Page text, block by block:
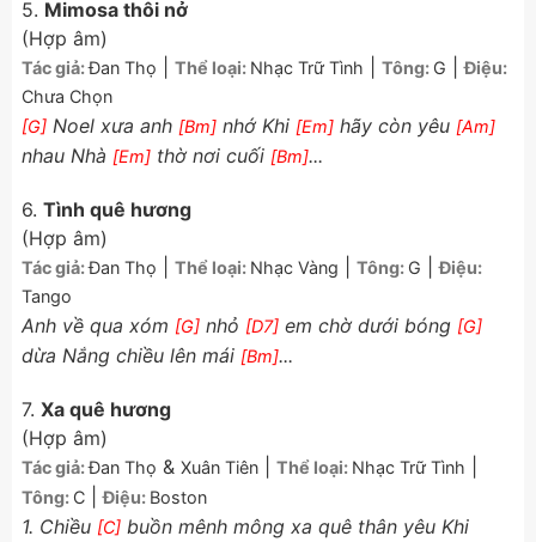
5. Mimosa thôi nở
(Hợp âm)
Tác giả:Đan Thọ Thể loại: Nhạc Trữ Tình Tông: G |Điệu:
Chưa Chọn
[G] Noel xưa anh [Bm] nhớ Khi [Em] hãy còn yêu [Am]
nhau Nhà [Em] thờ nơi cuối [Bm]...
6. Tình quê hương
(Hợp âm)
Tác giả:Đan Thọ Thể loại: Nhạc Vàng Tông: G |Điệu:
Tango
Anh về qua xóm [G] nhỏ [D7] em chờ dưới bóng [G]
dừa Nắng chiều lên mái [Bm]...
7. Xa quê hương
(Hợp âm)
Tác giả:Đan Thọ & Xuân Tiên Thể loại: Nhạc Trữ Tình
Tông: C |Điệu: Boston
1. Chiều [C] buồn mênh mông xa quê thân yêu Khi